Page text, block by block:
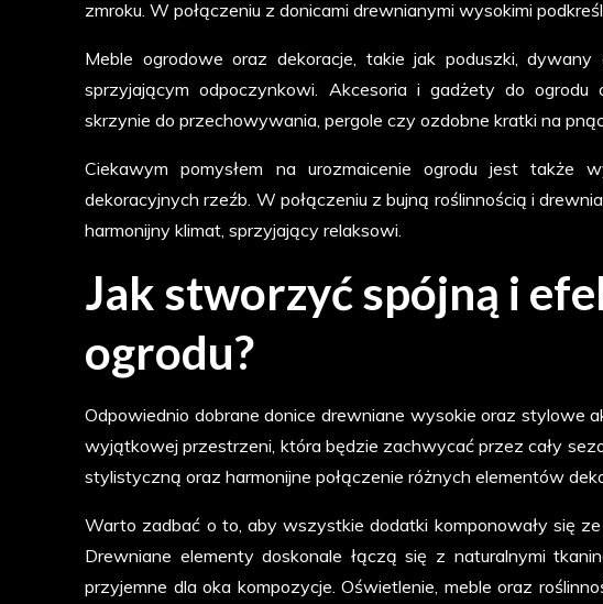
zmroku. W połączeniu z donicami drewnianymi wysokimi
Meble ogrodowe oraz dekoracje, takie jak poduszki,
sprzyjającym odpoczynkowi. Akcesoria i gadżety do
skrzynie do przechowywania, pergole czy ozdobne kratki na
Ciekawym pomysłem na urozmaicenie ogrodu jest także
dekoracyjnych rzeźb. W połączeniu z bujną roślinnością i
harmonijny klimat, sprzyjający relaksowi.
Jak stworzyć spójną i
ogrodu?
Odpowiednio dobrane donice drewniane wysokie oraz stylowe
wyjątkowej przestrzeni, która będzie zachwycać przez cały
stylistyczną oraz harmonijne połączenie różnych elementów
Warto zadbać o to, aby wszystkie dodatki komponowały się
Drewniane elementy doskonale łączą się z naturalnymi
przyjemne dla oka kompozycje. Oświetlenie, meble oraz